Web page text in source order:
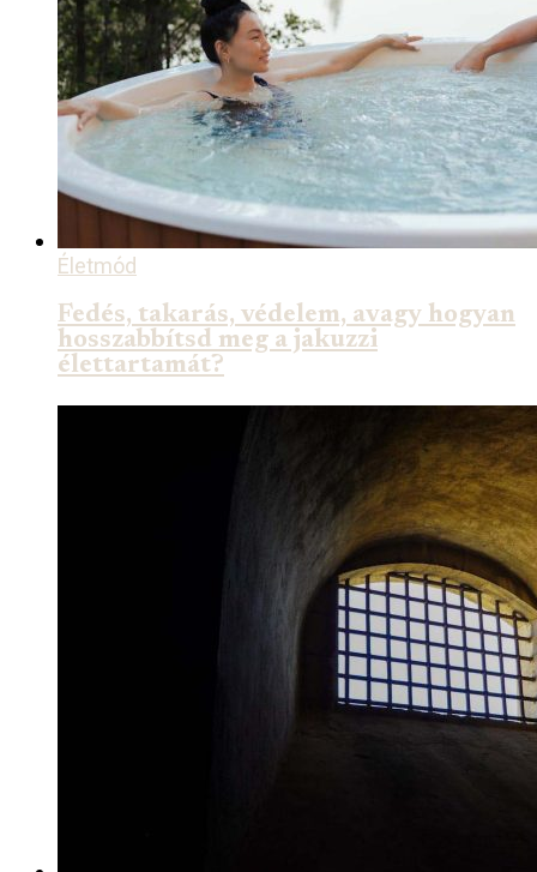
Életmód
Fedés, takarás, védelem, avagy hogyan
hosszabbítsd meg a jakuzzi
élettartamát?